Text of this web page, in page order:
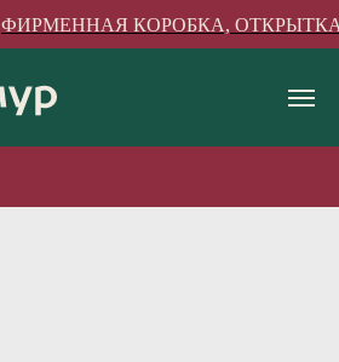
ФИРМЕННАЯ КОРОБКА,